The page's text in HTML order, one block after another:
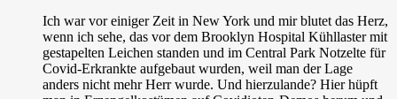
Ich war vor einiger Zeit in New York und mir blutet das Herz,
wenn ich sehe, das vor dem Brooklyn Hospital Kühllaster mit
gestapelten Leichen standen und im Central Park Notzelte für
Covid-Erkrankte aufgebaut wurden, weil man der Lage
anders nicht mehr Herr wurde. Und hierzulande? Hier hüpft